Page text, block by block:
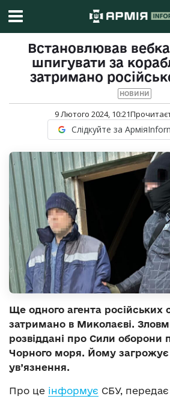
Встановлював
шпигувати за
затримано
НОВИНИ
9 Лютого 2024, 10:21
Слідкуйте за
Ще одного агента російських
затримано в Миколаєві.
розвіддані про Сили оборони
Чорного моря. Йому загрожує
ув’язнення.
Про це інформує СБУ,